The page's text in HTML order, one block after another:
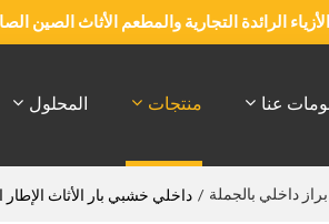
الرائدة التجارية والمطعم الأثاث الصين
عنا منتجات المحلول
داخلي بالجملة / داخلي خشبي بار الأثاث الإطار